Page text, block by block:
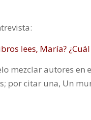
lees, María?
mezclar autores
por citar una, Un